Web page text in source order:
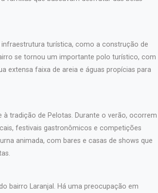
turística, como a construção de
se tornou um importante polo turístico, com
extensa faixa de areia e águas propícias para
tradição de Pelotas. Durante o verão, ocorrem
festivais gastronômicos e competições
animada, com bares e casas de shows que
bairro Laranjal. Há uma preocupação em